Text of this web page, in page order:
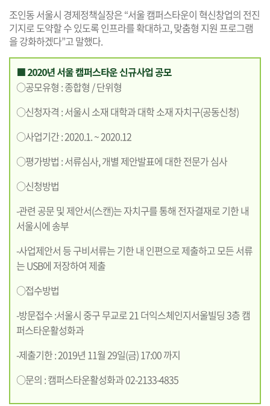
조인동 서울시 경제정책실장은 “서울 캠퍼스타운이 혁신창업의 전진
기지로 도약할 수 있도록 인프라를 확대하고, 맞춤형 지원 프로그램
을 강화하겠다”고 말했다.
■ 2020년 서울 캠퍼스타운 신규사업 공모
○공모유형 : 종합형 / 단위형
○신청자격 : 서울시 소재 대학과 대학 소재 자치구(공동신청)
○사업기간 : 2020.1. ~ 2020.12
○평가방법 : 서류심사, 개별 제안발표에 대한 전문가 심사
○신청방법
-관련 공문 및 제안서(스캔)는 자치구를 통해 전자결재로 기한 내
서울시에 송부
-사업제안서 등 구비서류는 기한 내 인편으로 제출하고 모든 서류
는 USB에 저장하여 제출
○접수방법
-방문접수 :서울시 중구 무교로 21 더익스체인지서울빌딩 3층 캠
퍼스타운활성화과
-제출기한 : 2019년 11월 29일(금) 17:00 까지
○문의 : 캠퍼스타운활성화과 02-2133-4835